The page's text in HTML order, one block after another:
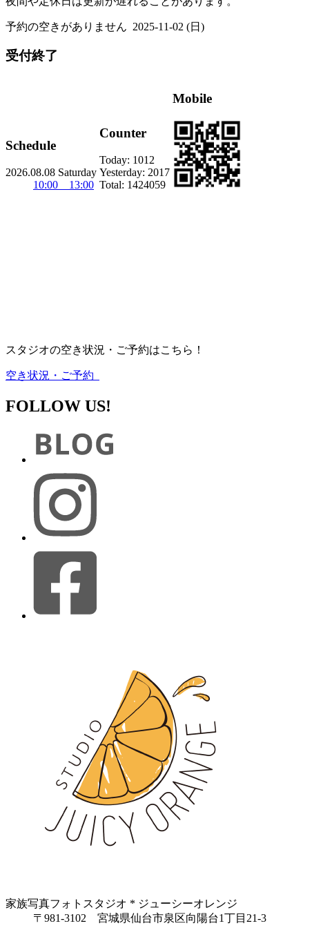
予約の空きがありません 2025-11-02 (日)
受付終了
Schedule
2026.08.08 Saturday
10:00 13:00
Counter
Today: 1012
Yesterday: 2017
Total: 1424059
Mobile
スタジオの空き状況・ご予約はこちら！
空き状況・ご予約
FOLLOW US!
家族写真フォトスタジオ * ジューシーオレンジ
〒981-3102 宮城県仙台市泉区向陽台1丁目21-3